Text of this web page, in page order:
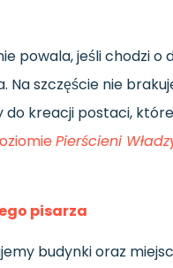
powala, jeśli chodzi
szczęście nie
kreacji postaci,
Pierścieni
pisarza
budynki oraz